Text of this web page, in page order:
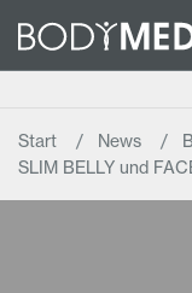
Start News
SLIM BELLY und